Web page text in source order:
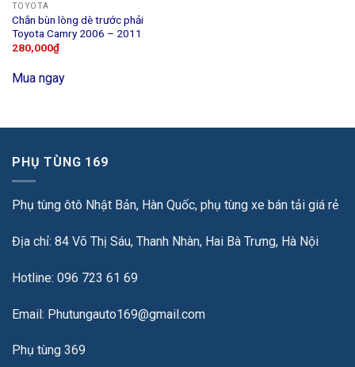
TOYOTA
Chắn bùn lòng dè trước phải
Toyota Camry 2006 – 2011
280,000₫
Mua ngay
PHỤ TÙNG 169
Phụ tùng ôtô Nhật Bản, Hàn Quốc, phụ tùng xe bán tải giá rẻ
Địa chỉ: 84 Võ Thị Sáu, Thanh Nhàn, Hai Bà Trưng, Hà Nội
Hotline: 096 723 61 69
Email: Phutungauto169@gmail.com
Phụ tùng 369